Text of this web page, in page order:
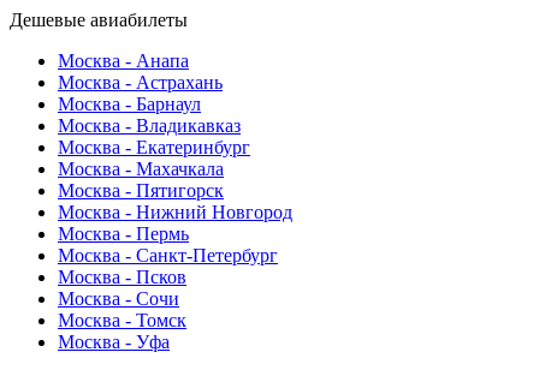
Дешевые авиабилеты
Москва - Анапа
Москва - Астрахань
Москва - Барнаул
Москва - Владикавказ
Москва - Екатеринбург
Москва - Махачкала
Москва - Пятигорск
Москва - Нижний Новгород
Москва - Пермь
Москва - Санкт-Петербург
Москва - Псков
Москва - Сочи
Москва - Томск
Москва - Уфа